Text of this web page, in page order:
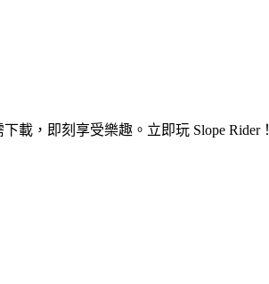
載，即刻享受樂趣。立即玩 Slope Rider！